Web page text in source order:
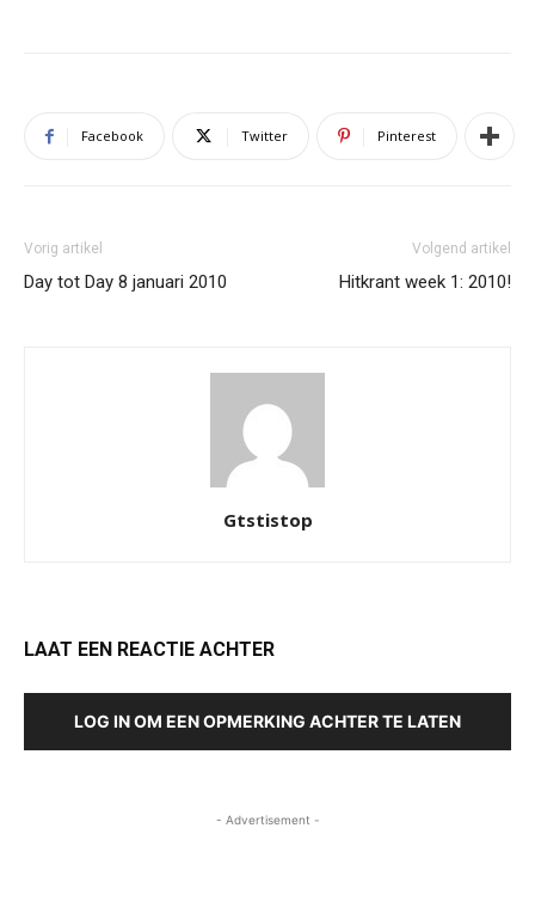
Facebook Twitter Pinterest
Vorig artikel
Day tot Day 8 januari 2010
Volgend artikel
Hitkrant week 1: 2010!
Gtstistop
LAAT EEN REACTIE ACHTER
LOG IN OM EEN OPMERKING ACHTER TE LATEN
- Advertisement -